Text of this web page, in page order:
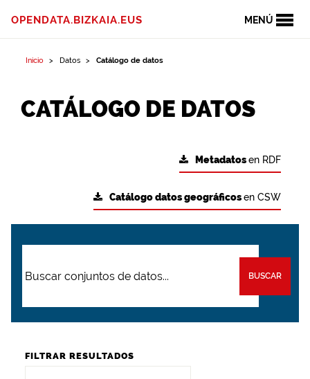
MENÚ
OPENDATA.BIZKAIA.EUS
Inicio Datos Catálogo de datos
CATÁLOGO DE DATOS
Metadatosen RDF
Catálogo datos geográficosen CSW
BUSCAR
FILTRAR RESULTADOS